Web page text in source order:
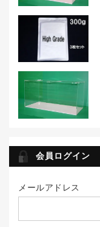
会員ログイン
メールアドレス